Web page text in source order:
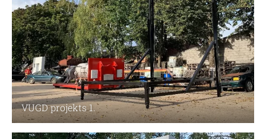
VUGD projekts 1.